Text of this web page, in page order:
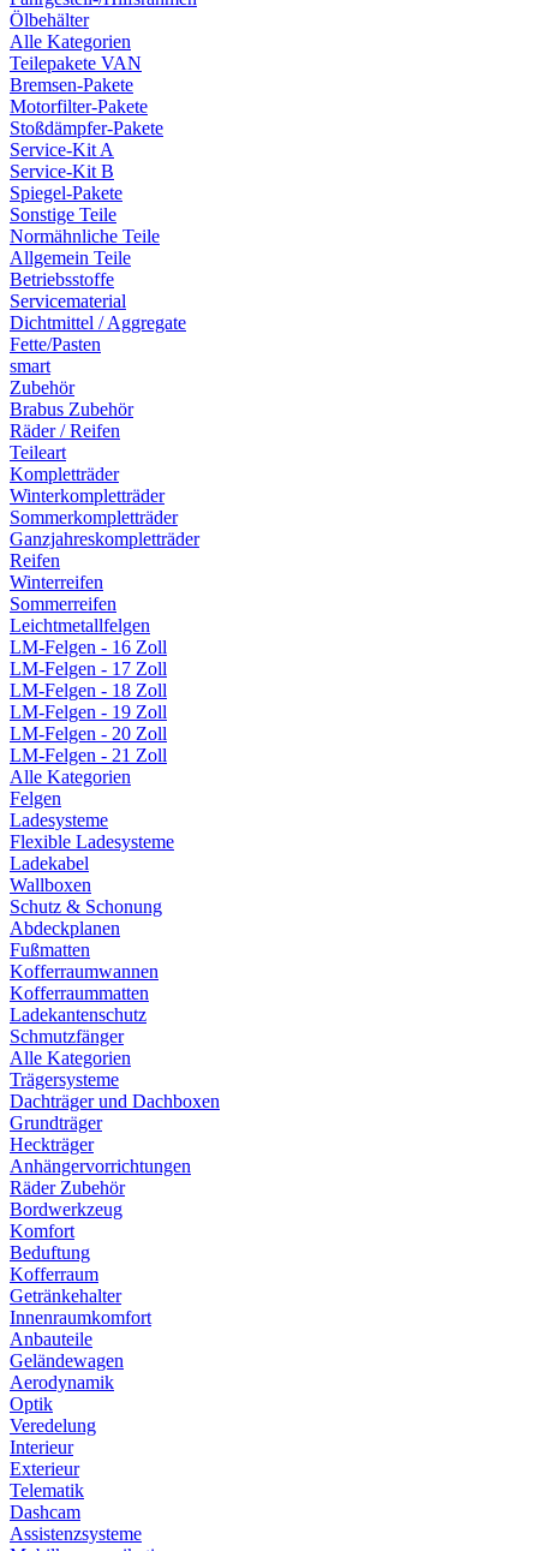
Ölbehälter
Alle Kategorien
Teilepakete VAN
Bremsen-Pakete
Motorfilter-Pakete
Stoßdämpfer-Pakete
Service-Kit A
Service-Kit B
Spiegel-Pakete
Sonstige Teile
Normähnliche Teile
Allgemein Teile
Betriebsstoffe
Servicematerial
Dichtmittel / Aggregate
Fette/Pasten
smart
Zubehör
Brabus Zubehör
Räder / Reifen
Teileart
Kompletträder
Winterkompletträder
Sommerkompletträder
Ganzjahreskompletträder
Reifen
Winterreifen
Sommerreifen
Leichtmetallfelgen
LM-Felgen - 16 Zoll
LM-Felgen - 17 Zoll
LM-Felgen - 18 Zoll
LM-Felgen - 19 Zoll
LM-Felgen - 20 Zoll
LM-Felgen - 21 Zoll
Alle Kategorien
Felgen
Ladesysteme
Flexible Ladesysteme
Ladekabel
Wallboxen
Schutz & Schonung
Abdeckplanen
Fußmatten
Kofferraumwannen
Kofferraummatten
Ladekantenschutz
Schmutzfänger
Alle Kategorien
Trägersysteme
Dachträger und Dachboxen
Grundträger
Heckträger
Anhängervorrichtungen
Räder Zubehör
Bordwerkzeug
Komfort
Beduftung
Kofferraum
Getränkehalter
Innenraumkomfort
Anbauteile
Geländewagen
Aerodynamik
Optik
Veredelung
Interieur
Exterieur
Telematik
Dashcam
Assistenzsysteme